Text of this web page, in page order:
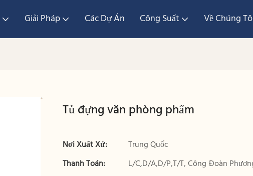
Giải Pháp Các Dự Án Công Suất Về Chúng
Tủ đựng văn phòng phẩm
Nơi Xuất Xứ:
Trung Quốc
Thanh Toán:
L/C,D/A,D/P,T/T, Công Đoàn